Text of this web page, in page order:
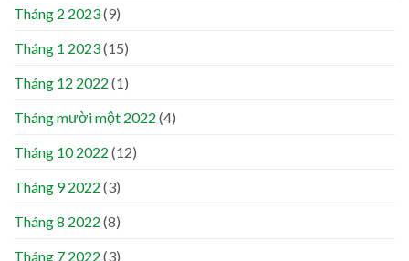
Tháng 2 2023(9)
Tháng 1 2023(15)
Tháng 12 2022 (1)
Tháng mười một 2022 (4)
Tháng 10 2022 (12)
Tháng 9 2022 (3)
Tháng 8 2022 (8)
Tháng 7 2022 (3)